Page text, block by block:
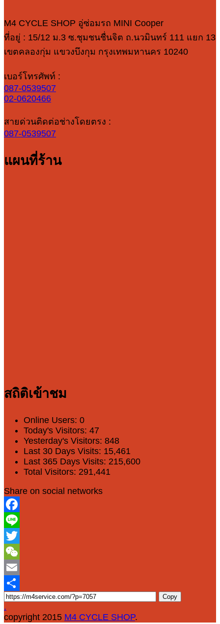
M4 CYCLE SHOP อู่ซ่อมรถ MINI Cooper
ที่อยู่ : 15/12 ม.3 ซ.ชุมชนชื่นจิต ถ.นวมินทร์ 111 แยก 13
เขตคลองกุ่ม แขวงบึงกุม กรุงเทพมหานคร 10240
เบอร์โทรศัพท์ :
087-0539507
02-0620466
สายด่วนติดต่อช่างโดยตรง :
087-0539507
แผนที่ร้าน
สถิติเข้าชม
Online Users: 0
Today's Visitors: 47
Yesterday's Visitors: 848
Last 30 Days Visits: 15,461
Last 365 Days Visits: 215,600
Total Visitors: 291,441
Share on social networks
Facebook
Line
Twitter
WeChat
Email
Share
Copy
.
copyright 2015 M4 CYCLE SHOP.